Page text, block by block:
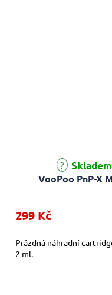
VooPoo PnP-X
299 Kč
Prázdná náhradní
2 ml.